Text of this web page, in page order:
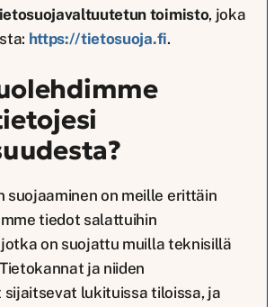
toimisto, joka
https://tietosuoja.fi.
suojaaminen on meille erittäin
tiedot salattuihin
on suojattu muilla teknisillä
ja niiden
lukituissa tiloissa, ja